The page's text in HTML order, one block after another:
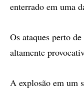
enterrado em uma
Os ataques perto
altamente
A explosão em um